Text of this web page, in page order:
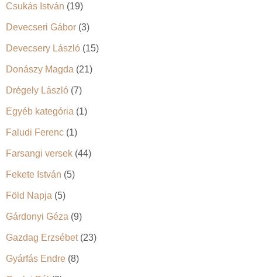
Csukás István (19)
Devecseri Gábor (3)
Devecsery László (15)
Donászy Magda (21)
Drégely László (7)
Egyéb kategória (1)
Faludi Ferenc (1)
Farsangi versek (44)
Fekete István (5)
Föld Napja (5)
Gárdonyi Géza (9)
Gazdag Erzsébet(23)
Gyárfás Endre (8)